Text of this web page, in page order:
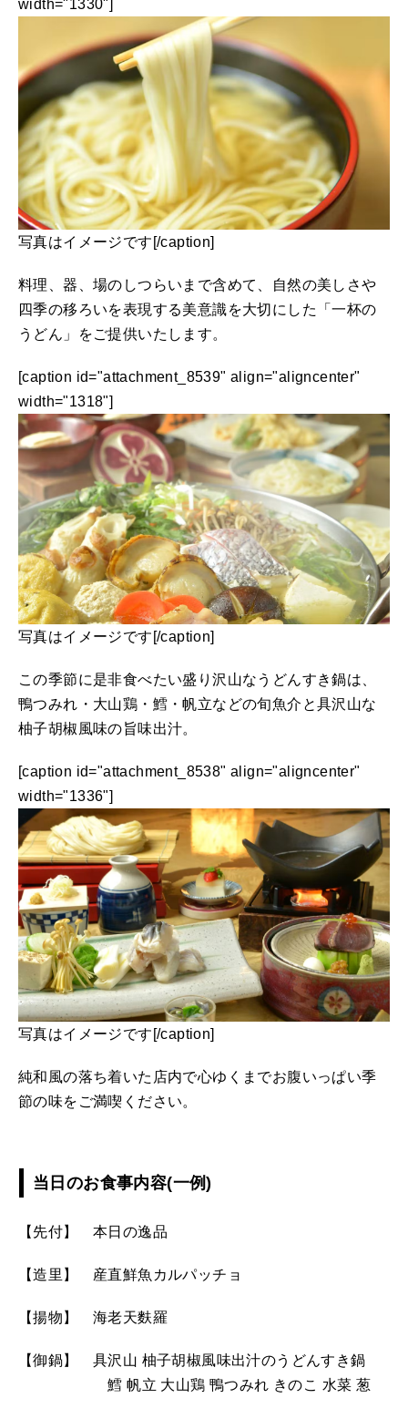
width="1330"]
写真はイメージです[/caption]
料理、器、場のしつらいまで含めて、自然の美しさや
四季の移ろいを表現する美意識を大切にした「一杯の
うどん」をご提供いたします。
[caption id="attachment_8539" align="aligncenter"
width="1318"]
写真はイメージです[/caption]
この季節に是非食べたい盛り沢山なうどんすき鍋は、
鴨つみれ・大山鶏・鱈・帆立などの旬魚介と具沢山な
柚子胡椒風味の旨味出汁。
[caption id="attachment_8538" align="aligncenter"
width="1336"]
写真はイメージです[/caption]
純和風の落ち着いた店内で心ゆくまでお腹いっぱい季
節の味をご満喫ください。
当日のお食事内容(一例)
【先付】 本日の逸品
【造里】 産直鮮魚カルパッチョ
【揚物】 海老天麩羅
【御鍋】 具沢山 柚子胡椒風味出汁のうどんすき鍋
鱈 帆立 大山鶏 鴨つみれ きのこ 水菜 葱